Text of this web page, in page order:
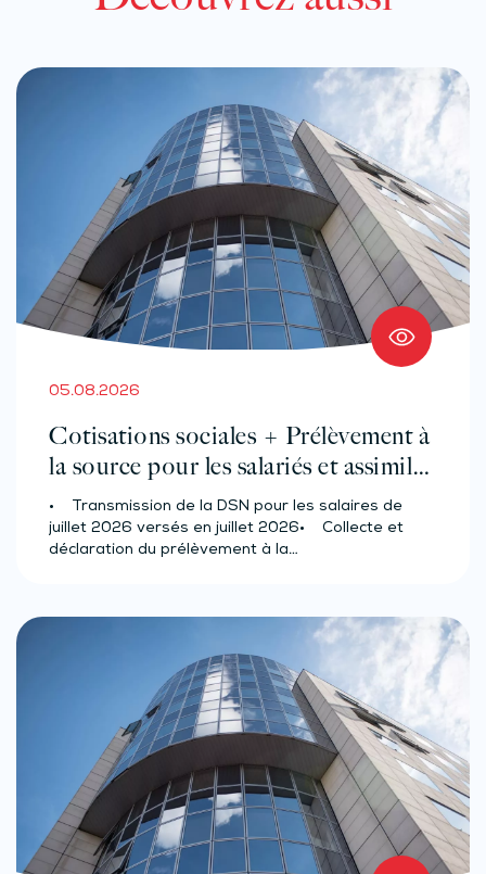
05.08.2026
Cotisations sociales + Prélèvement à
la source pour les salariés et assimilés
(effectif d’au moins 50 salariés)
• Transmission de la DSN pour les salaires de
juillet 2026 versés en juillet 2026• Collecte et
déclaration du prélèvement à la…